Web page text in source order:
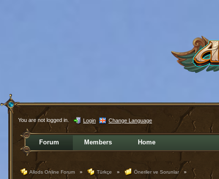
You are not logged in. Login Change Language
Forum Members Home
Allods Online Forum » Türkçe » Öneriler ve Sorunlar »